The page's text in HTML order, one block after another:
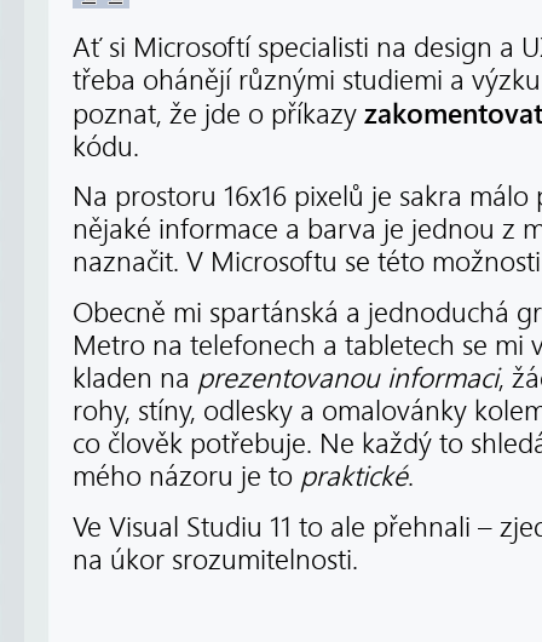
Ať si Microsoftí specialisti na design a
třeba ohánějí různými studiemi a
poznat, že jde o příkazy zakomentovat
kódu.
Na prostoru 16x16 pixelů je sakra
nějaké informace a barva je jednou z
naznačit. V Microsoftu se této
Obecně mi spartánská a jednoduchá
Metro na telefonech a tabletech se mi
kladen na prezentovanou informaci,
rohy, stíny, odlesky a omalovánky
co člověk potřebuje. Ne každý to
mého názoru je to praktické.
Ve Visual Studiu 11 to ale přehnali –
na úkor srozumitelnosti.